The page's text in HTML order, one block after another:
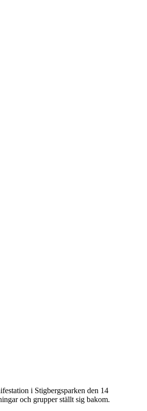
i Stigbergsparken den 14
och grupper ställt sig bakom.